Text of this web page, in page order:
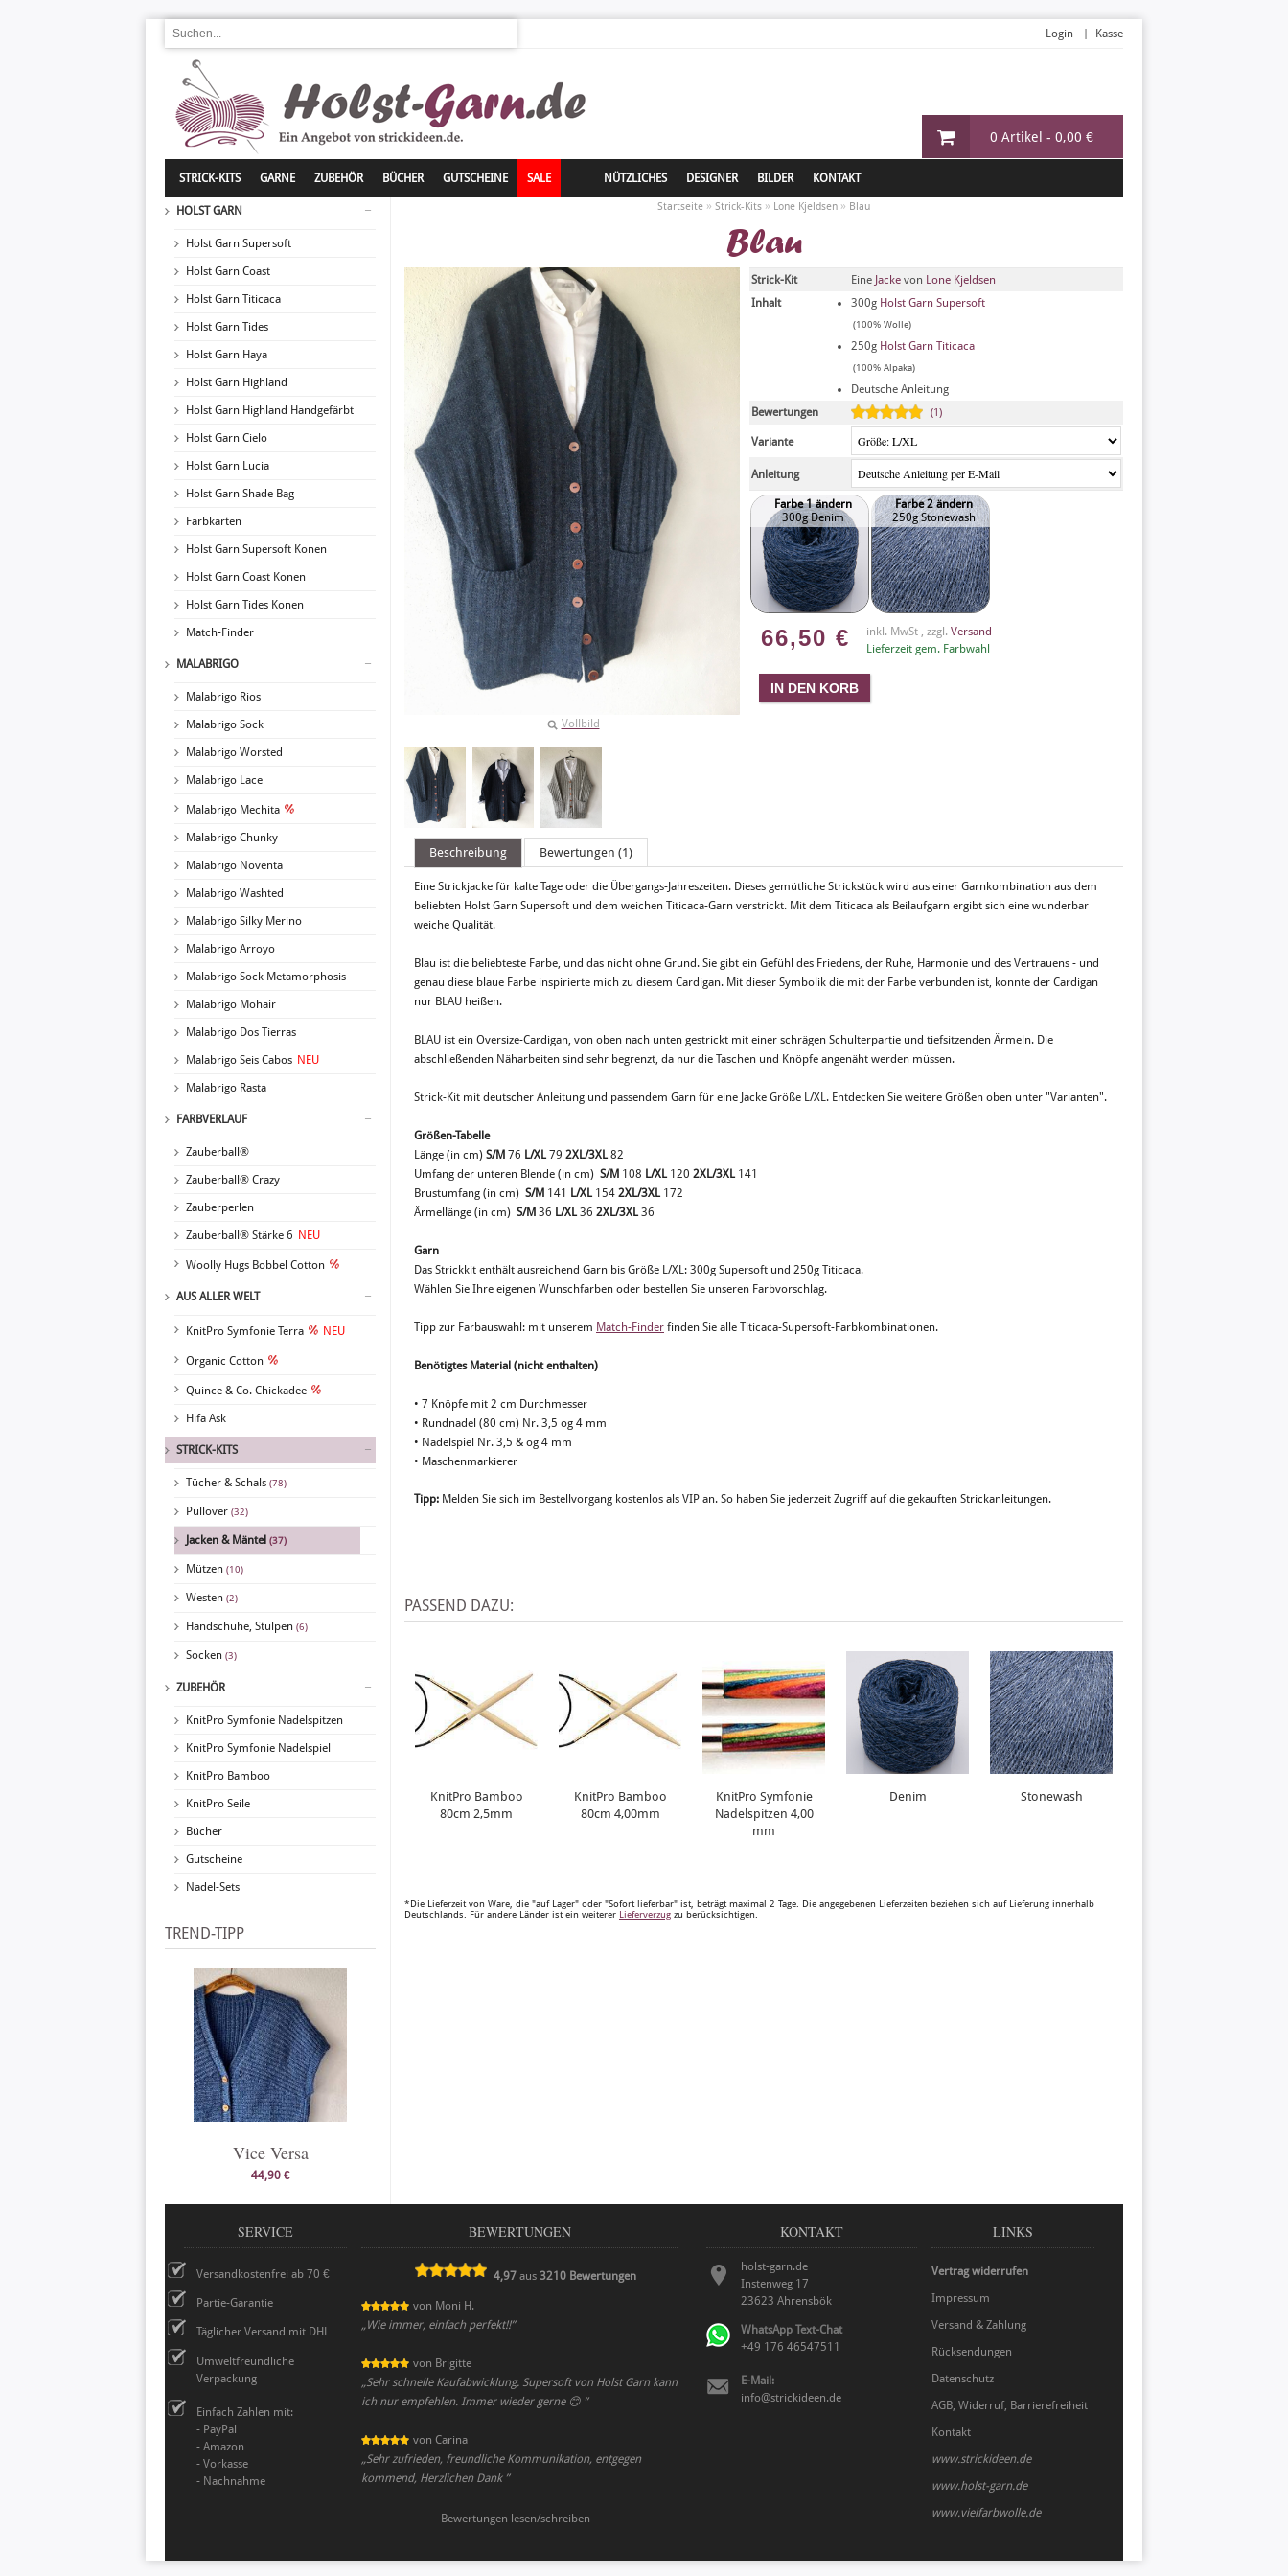
0 Artikel - 0,00 €
Login Kasse
STRICK-KITS GARNE ZUBEHÖR BÜCHER GUTSCHEINE SALE NÜTZLICHES DESIGNER BILDER KONTAKT
HOLST GARN
Holst Garn Supersoft
Holst Garn Coast
Holst Garn Titicaca
Holst Garn Tides
Holst Garn Haya
Holst Garn Highland
Holst Garn Highland Handgefärbt
Holst Garn Cielo
Holst Garn Lucia
Holst Garn Shade Bag
Farbkarten
Holst Garn Supersoft Konen
Holst Garn Coast Konen
Holst Garn Tides Konen
Match-Finder
MALABRIGO
Malabrigo Rios
Malabrigo Sock
Malabrigo Worsted
Malabrigo Lace
Malabrigo Mechita
Malabrigo Chunky
Malabrigo Noventa
Malabrigo Washted
Malabrigo Silky Merino
Malabrigo Arroyo
Malabrigo Sock Metamorphosis
Malabrigo Mohair
Malabrigo Dos Tierras
Malabrigo Seis Cabos NEU
Malabrigo Rasta
FARBVERLAUF
Zauberball®
Zauberball® Crazy
Zauberperlen
Zauberball® Stärke 6 NEU
Woolly Hugs Bobbel Cotton
AUS ALLER WELT
KnitPro Symfonie Terra NEU
Organic Cotton
Quince & Co. Chickadee
Hifa Ask
STRICK-KITS
Tücher & Schals (78)
Pullover (32)
Jacken & Mäntel (37)
Mützen (10)
Westen (2)
Handschuhe, Stulpen (6)
Socken (3)
ZUBEHÖR
KnitPro Symfonie Nadelspitzen
KnitPro Symfonie Nadelspiel
KnitPro Bamboo
KnitPro Seile
Bücher
Gutscheine
Nadel-Sets
TREND-TIPP
Vice Versa
44,90 €
Startseite » Strick-Kits » Lone Kjeldsen » Blau
Blau
Vollbild
Strick-Kit Eine Jacke von Lone Kjeldsen
Inhalt
300g Holst Garn Supersoft
(100% Wolle)
250g Holst Garn Titicaca
(100% Alpaka)
Deutsche Anleitung
Bewertungen
(1)
Variante
Anleitung
Farbe 1 ändern
300g Denim
Farbe 2 ändern
250g Stonewash
66,50 € inkl. MwSt , zzgl. Versand
Lieferzeit gem. Farbwahl
Beschreibung Bewertungen (1)
Eine Strickjacke für kalte Tage oder die Übergangs-Jahreszeiten. Dieses gemütliche Strickstück wird aus einer Garnkombination aus dem
beliebten Holst Garn Supersoft und dem weichen Titicaca-Garn verstrickt. Mit dem Titicaca als Beilaufgarn ergibt sich eine wunderbar
weiche Qualität.
Blau ist die beliebteste Farbe, und das nicht ohne Grund. Sie gibt ein Gefühl des Friedens, der Ruhe, Harmonie und des Vertrauens - und
genau diese blaue Farbe inspirierte mich zu diesem Cardigan. Mit dieser Symbolik die mit der Farbe verbunden ist, konnte der Cardigan
nur BLAU heißen.
BLAU ist ein Oversize-Cardigan, von oben nach unten gestrickt mit einer schrägen Schulterpartie und tiefsitzenden Ärmeln. Die
abschließenden Näharbeiten sind sehr begrenzt, da nur die Taschen und Knöpfe angenäht werden müssen.
Strick-Kit mit deutscher Anleitung und passendem Garn für eine Jacke Größe L/XL. Entdecken Sie weitere Größen oben unter "Varianten".
Größen-Tabelle
Länge (in cm) S/M 76 L/XL79 2XL/3XL82
Umfang der unteren Blende (in cm) S/M 108 L/XL120 2XL/3XL141
Brustumfang (in cm) S/M 141 L/XL154 2XL/3XL172
Ärmellänge (in cm) S/M 36 L/XL36 2XL/3XL36
Garn
Das Strickkit enthält ausreichend Garn bis Größe L/XL: 300g Supersoft und 250g Titicaca.
Wählen Sie Ihre eigenen Wunschfarben oder bestellen Sie unseren Farbvorschlag.
Tipp zur Farbauswahl: mit unserem Match-Finder finden Sie alle Titicaca-Supersoft-Farbkombinationen.
Benötigtes Material (nicht enthalten)
• 7 Knöpfe mit 2 cm Durchmesser
• Rundnadel (80 cm) Nr. 3,5 og 4 mm
• Nadelspiel Nr. 3,5 & og 4 mm
• Maschenmarkierer
Tipp: Melden Sie sich im Bestellvorgang kostenlos als VIP an. So haben Sie jederzeit Zugriff auf die gekauften Strickanleitungen.
PASSEND DAZU:
KnitPro Bamboo
80cm 2,5mm
KnitPro Bamboo
80cm 4,00mm
KnitPro Symfonie
Nadelspitzen 4,00
mm
Denim Stonewash
*Die Lieferzeit von Ware, die "auf Lager" oder "Sofort lieferbar" ist, beträgt maximal 2 Tage. Die angegebenen Lieferzeiten beziehen sich auf Lieferung innerhalb
Deutschlands. Für andere Länder ist ein weiterer Lieferverzug zu berücksichtigen.
SERVICE
Versandkostenfrei ab 70 €
Partie-Garantie
Täglicher Versand mit DHL
Umweltfreundliche
Verpackung
Einfach Zahlen mit:
- PayPal
- Amazon
- Vorkasse
- Nachnahme
BEWERTUNGEN
4,97 aus3210 Bewertungen
von Moni H.
„Wie immer, einfach perfekt!!”
von Brigitte
„Sehr schnelle Kaufabwicklung. Supersoft von Holst Garn kann
ich nur empfehlen. Immer wieder gerne 😊 ”
von Carina
„Sehr zufrieden, freundliche Kommunikation, entgegen
kommend, Herzlichen Dank ”
Bewertungen lesen/schreiben
KONTAKT
holst-garn.de
Instenweg 17
23623 Ahrensbök
WhatsApp Text-Chat
+49 176 46547511
E-Mail:
info@strickideen.de
LINKS
Vertrag widerrufen
Impressum
Versand & Zahlung
Rücksendungen
Datenschutz
AGB, Widerruf, Barrierefreiheit
Kontakt
www.strickideen.de
www.holst-garn.de
www.vielfarbwolle.de